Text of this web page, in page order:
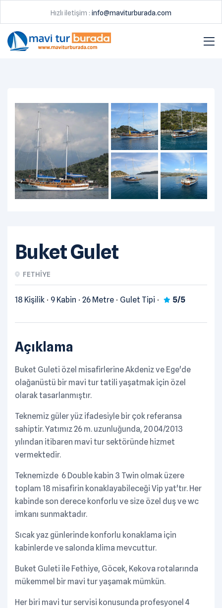
Hızlı iletişim : info@maviturburada.com
Buket Gulet
FETHIYE
18 Kişilik 9 Kabin 26 Metre Gulet Tipi 5/5
Açıklama
Buket Guleti özel misafirlerine Akdeniz ve Ege'de
olağanüstü bir mavi tur tatili yaşatmak için özel
olarak tasarlanmıştır.
Teknemiz güler yüz ifadesiyle bir çok referansa
sahiptir. Yatımız 26 m. uzunluğunda, 2004/2013
yılından itibaren mavi tur sektöründe hizmet
vermektedir.
Teknemizde 6 Double kabin 3 Twin olmak üzere
toplam 18 misafirin konaklayabileceği Vip yat'tır. Her
kabinde son derece konforlu ve size özel duş ve wc
imkanı sunmaktadır.
Sıcak yaz günlerinde konforlu konaklama için
kabinlerde ve salonda klima mevcuttur.
Buket Guleti ile Fethiye, Göcek, Kekova rotalarında
mükemmel bir mavi tur yaşamak mümkün.
Her biri mavi tur servisi konusunda profesyonel 4